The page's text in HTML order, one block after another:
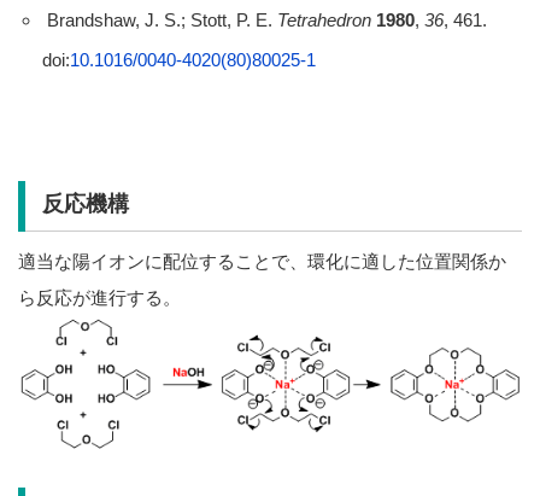
Brandshaw, J. S.; Stott, P. E. Tetrahedron 1980, 36, 461.
doi:10.1016/0040-4020(80)80025-1
反応機構
適当な陽イオンに配位することで、環化に適した位置関係か
ら反応が進行する。